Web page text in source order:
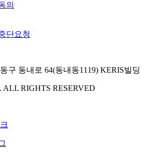
의
단요청
구 동내로 64(동내동1119) KERIS빌딩
ALL RIGHTS RESERVED